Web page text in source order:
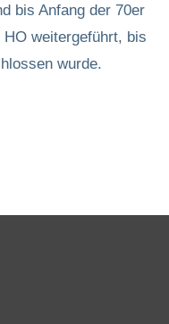
bis Anfang der 70er
weitergeführt, bis
wurde.